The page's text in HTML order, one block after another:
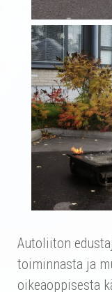
Autoliiton
toiminnasta ja
oikeaoppisesta